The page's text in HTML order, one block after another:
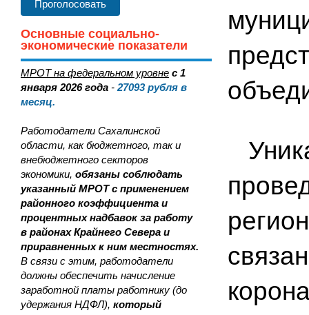
Основные социально-
экономические показатели
МРОТ на федеральном уровне с 1
января 2026 года - 27093рубля в
месяц.
Работодатели Сахалинской
области, как бюджетного, так и
внебюджетного секторов
экономики, обязаны соблюдать
указанный МРОТ с применением
районного коэффициента и
процентных надбавок за работу
в районах Крайнего Севера и
приравненных к ним местностях.
В связи с этим, работодатели
должны обеспечить начисление
заработной платы работнику (до
удержания НДФЛ), который